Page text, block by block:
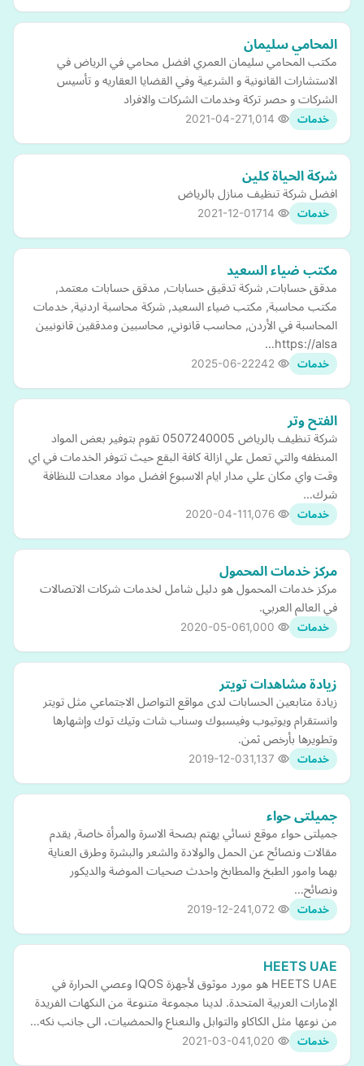
المحامي سليمان
مكتب المحامي سليمان العمري افضل محامي في الرياض في
الاستشارات القانونية و الشرعية وفي القضايا العقاريه و تأسيس
الشركات و حصر تركة وخدمات الشركات والافراد
خدمات 2021-04-27
شركة الحياة كلين
افضل شركة تنظيف منازل بالرياض
خدمات 2021-12-01
مكتب ضياء السعيد
مدقق حسابات, شركة تدقيق حسابات, مدقق حسابات معتمد,
مكتب محاسبة, مكتب ضياء السعيد, شركة محاسبة اردنية, خدمات
المحاسبة في الأردن, محاسب قانوني, محاسبين ومدققين قانونيين
https://alsa…
خدمات 2025-06-22
الفتح وتر
شركة تنظيف بالرياض 0507240005 تقوم بتوفير بعض المواد
المنظفه والتي تعمل علي ازالة كافة البقع حيث تتوفر الخدمات في اي
وقت واي مكان علي مدار ايام الاسبوع افضل مواد معدات للنظافة
شرك…
خدمات 2020-04-11
مركز خدمات المحمول
مركز خدمات المحمول هو دليل شامل لخدمات شركات الاتصالات
في العالم العربي.
خدمات 2020-05-06
زيادة مشاهدات تويتر
زيادة متابعين الحسابات لدى مواقع التواصل الاجتماعي مثل تويتر
وانستقرام ويوتيوب وفيسبوك وسناب شات وتيك توك وإشهارها
وتطويرها بأرخص ثمن.
خدمات 2019-12-03
جميلتى حواء
جميلتى حواء موقع نسائي يهتم بصحة الاسرة والمرأة خاصة, يقدم
مقالات ونصائح عن الحمل والولادة والشعر والبشرة وطرق العناية
بهما وامور الطبخ والمطابخ واحدث صحيات الموضة والديكور
ونصائح…
خدمات 2019-12-24
HEETS UAE
HEETS UAE هو مورد موثوق لأجهزة IQOS وعصي الحرارة في
الإمارات العربية المتحدة. لدينا مجموعة متنوعة من النكهات الفريدة
من نوعها مثل الكاكاو والتوابل والنعناع والحمضيات، الى جانب نكه…
خدمات 2021-03-04